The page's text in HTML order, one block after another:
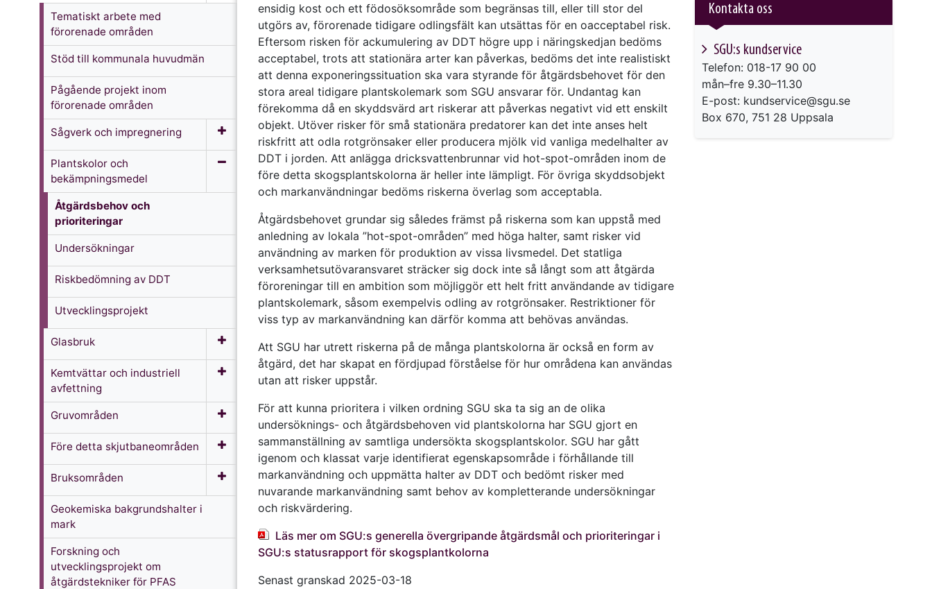
Tematiskt arbete med
förorenade områden
Stöd till kommunala huvudmän
Pågående projekt inom
förorenade områden
Sågverk och impregnering
Plantskolor och
bekämpningsmedel
Åtgärdsbehov och
prioriteringar
Undersökningar
Riskbedömning av DDT
Utvecklingsprojekt
Glasbruk
Kemtvättar och industriell
avfettning
Gruvområden
Före detta skjutbaneområden
Bruksområden
Geokemiska bakgrundshalter i
mark
Forskning och
utvecklingsprojekt om
åtgärdstekniker för PFAS
ensidig kost och ett födosöksområde som begränsas till, eller till stor del
utgörs av, förorenade tidigare odlingsfält kan utsättas för en oacceptabel risk.
Eftersom risken för ackumulering av DDT högre upp i näringskedjan bedöms
acceptabel, trots att stationära arter kan påverkas, bedöms det inte realistiskt
att denna exponeringssituation ska vara styrande för åtgärdsbehovet för den
stora areal tidigare plantskolemark som SGU ansvarar för. Undantag kan
förekomma då en skyddsvärd art riskerar att påverkas negativt vid ett enskilt
objekt. Utöver risker för små stationära predatorer kan det inte anses helt
riskfritt att odla rotgrönsaker eller producera mjölk vid vanliga medelhalter av
DDT i jorden. Att anlägga dricksvattenbrunnar vid hot-spot-områden inom de
före detta skogsplantskolorna är heller inte lämpligt. För övriga skyddsobjekt
och markanvändningar bedöms riskerna överlag som acceptabla.
Åtgärdsbehovet grundar sig således främst på riskerna som kan uppstå med
anledning av lokala ”hot-spot-områden” med höga halter, samt risker vid
användning av marken för produktion av vissa livsmedel. Det statliga
verksamhetsutövaransvaret sträcker sig dock inte så långt som att åtgärda
föroreningar till en ambition som möjliggör ett helt fritt användande av tidigare
plantskolemark, såsom exempelvis odling av rotgrönsaker. Restriktioner för
viss typ av markanvändning kan därför komma att behövas användas.
Att SGU har utrett riskerna på de många plantskolorna är också en form av
åtgärd, det har skapat en fördjupad förståelse för hur områdena kan användas
utan att risker uppstår.
För att kunna prioritera i vilken ordning SGU ska ta sig an de olika
undersöknings- och åtgärdsbehoven vid plantskolorna har SGU gjort en
sammanställning av samtliga undersökta skogsplantskolor. SGU har gått
igenom och klassat varje identifierat egenskapsområde i förhållande till
markanvändning och uppmätta halter av DDT och bedömt risker med
nuvarande markanvändning samt behov av kompletterande undersökningar
och riskvärdering.
Läs mer om SGU:s generella övergripande åtgärdsmål och prioriteringar i
SGU:s statusrapport för skogsplantkolorna
Senast granskad 2025-03-18
Kontakta oss
SGU:s kundservice
Telefon: 018-17 90 00
mån–fre 9.30–11.30
E-post: kundservice@sgu.se
Box 670, 751 28 Uppsala